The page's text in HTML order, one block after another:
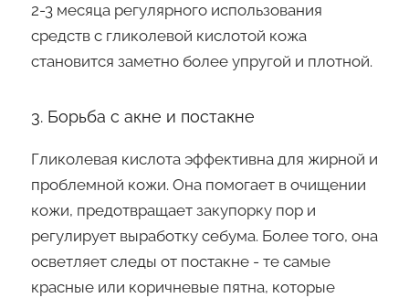
2-3 месяца регулярного использования
средств с гликолевой кислотой кожа
становится заметно более упругой и плотной.
3. Борьба с акне и постакне
Гликолевая кислота эффективна для жирной и
проблемной кожи. Она помогает в очищении
кожи, предотвращает закупорку пор и
регулирует выработку себума. Более того, она
осветляет следы от постакне - те самые
красные или коричневые пятна, которые